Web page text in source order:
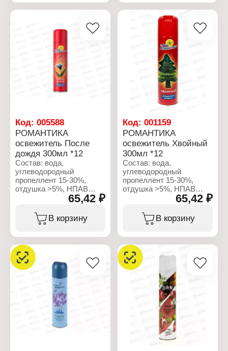
Состав: вода,
углеводородный
пропеллент 15-30%,
отдушка <5%, НПАВ
<5%, консерванты
Объем: 300 мл
Тип товара: Освежитель
Название: "Кофе"
Форма выпуска:
Объем: 330 мл
Код: 005588
РОМАНТИКА
освежитель После
дождя 300мл *12
Состав: вода,
углеводородный
пропеллент 15-30%,
отдушка >5%, НПАВ
<5%, консерванты <5%,
пропиленгликоль <5%,
линалоол,
бензилсалицат,
Характеристики:
Производитель: Сибиар
Бренд: Романтика
Тип товара: Освежитель
Название: "После дождя"
Форма выпуска:
Объем: 300 мл
65,42 ₽
В корзину
Код:001159
РОМАНТИКА
освежитель Хвойный
300мл *12
Состав: вода,
углеводородный
пропеллент 15-30%,
отдушка >5%, НПАВ
<5%, консерванты <5%,
пропиленгликоль <5%,
лимонен.
Бренд: Романтика
Тип товара: Освежитель
воздуха
Название: "Хвойный"
Форма выпуска:
Объем: 300 мл
65,42 ₽
В корзину